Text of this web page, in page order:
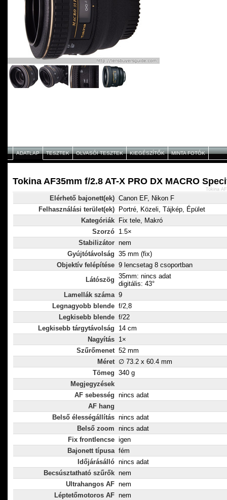
ADATLAP TESZTEK OLVASÓI TESZTEK KIEGÉSZÍTŐK MINTA FOTÓK
Tokina AF35mm f/2.8 AT-X PRO DX MACRO
Elérhető bajonett(ek) Canon EF, Nikon F
Felhasználási terület(ek)
Portré, Közeli, Tájkép, Épület
Kategóriák
Fix tele, Makró
Szorzó 1.5×
Stabilizátor nem
Gyújtótávolság 35 mm (fix)
Objektív felépítése 9 lencsetag 8 csoportban
Látószög 35mm: nincs adat
digitális: 43°
Lamellák száma 9
Legnagyobb blende f/2,8
Legkisebb blende f/22
Legkisebb tárgytávolság
14 cm
Nagyítás 1×
Szűrőmenet 52 mm
Méret ∅ 73.2 x 60.4 mm
Tömeg 340 g
Megjegyzések
AF sebesség nincs adat
AF hang
Belső élességállítás nincs adat
Belső zoom nincs adat
Fix frontlencse igen
Bajonett típusa fém
Időjárásálló nincs adat
Becsúsztatható szűrők nem
Ultrahangos AF nem
Léptetőmotoros AF nem
Tokina